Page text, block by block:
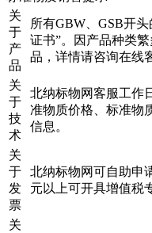
关
于
产
品
所有GBW、GSB开
证书”。因产品种类
品，详情请咨询在线
关
于
技
术
北纳标物网客服工作
准物质价格、标准物
信息。
关
于
发
票
北纳标物网可自助申
元以上可开具增值税
关